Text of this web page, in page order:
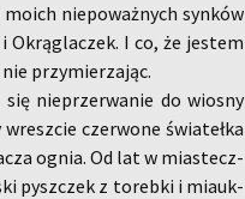
nie­po­waż­nych syn­ków
Okrą­gla­czek. I co, że je­stem
przy­mie­rza­jąc.
nie­prze­rwa­nie do wio­sny
czer­wo­ne świa­teł­ka
ognia. Od lat w mia­stecz­
pysz­czek z to­reb­ki i miauk­